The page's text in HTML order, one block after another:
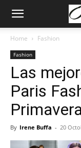
Home Fashion
Fashion
Las
Paris
By Irene Buffa - 20